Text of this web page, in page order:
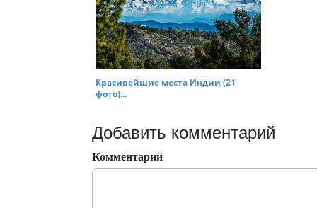
Красивейшие места Индии (21
фото)...
Добавить комментарий
Комментарий